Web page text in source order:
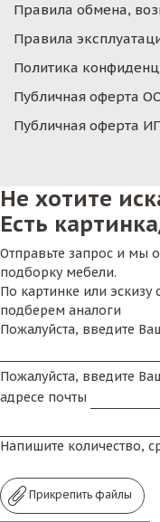
Правила обмена,
Правила
Политика
Публичная оферта
Публичная оферта
Не хотите
Есть
Отправьте запрос и мы
подборку мебели.
По картинке или эскизу
подберем аналоги
Пожалуйста, введите
Пожалуйста, введите
адресе почты
Напишите количество,
Прикрепить файлы